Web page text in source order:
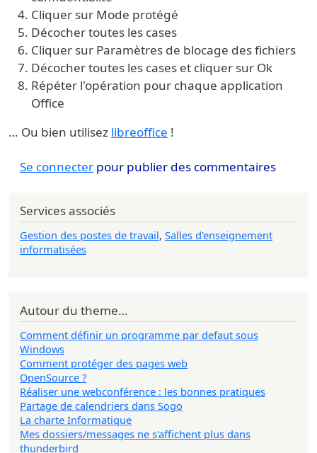
Cliquer sur Mode protégé
Décocher toutes les cases
Cliquer sur Paramètres de blocage des fichiers
Décocher toutes les cases et cliquer sur Ok
Répéter l'opération pour chaque application
Office
… Ou bien utilisez libreoffice !
Se connecter pour publier des commentaires
Services associés
Gestion des postes de travail, Salles d'enseignement
informatisées
Autour du theme…
Comment définir un programme par defaut sous
Windows
Comment protéger des pages web
OpenSource ?
Réaliser une webconférence : les bonnes pratiques
Partage de calendriers dans Sogo
La charte Informatique
Mes dossiers/messages ne s'affichent plus dans
thunderbird